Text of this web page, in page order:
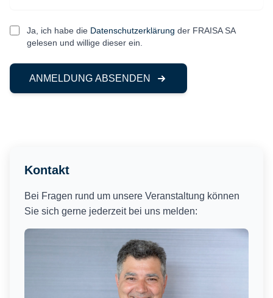
Ja, ich habe die Datenschutzerklärung der FRAISA SA
gelesen und willige dieser ein.
ANMELDUNG ABSENDEN
Kontakt
Bei Fragen rund um unsere Veranstaltung können
Sie sich gerne jederzeit bei uns melden: